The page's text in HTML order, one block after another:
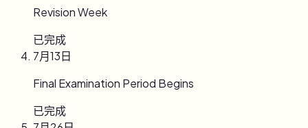
Revision Week
已完成
7月13日
Final Examination Period Begins
已完成